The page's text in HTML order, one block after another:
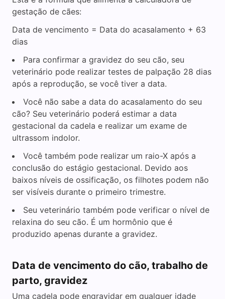
gestação de cães:
Data de vencimento = Data do acasalamento + 63
dias
Para confirmar a gravidez do seu cão, seu
veterinário pode realizar testes de palpação 28 dias
após a reprodução, se você tiver a data.
Você não sabe a data do acasalamento do seu
cão? Seu veterinário poderá estimar a data
gestacional da cadela e realizar um exame de
ultrassom indolor.
Você também pode realizar um raio-X após a
conclusão do estágio gestacional. Devido aos
baixos níveis de ossificação, os filhotes podem não
ser visíveis durante o primeiro trimestre.
Seu veterinário também pode verificar o nível de
relaxina do seu cão. É um hormônio que é
produzido apenas durante a gravidez.
Data de vencimento do cão, trabalho de
parto, gravidez
Uma cadela pode engravidar em qualquer idade